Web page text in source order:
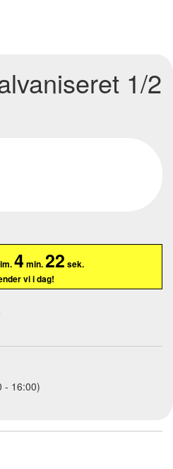
1/2
4 min.21 sek.
vi i dag!
- 16:00)